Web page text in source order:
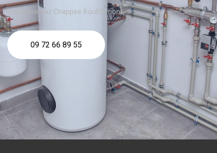
chaudière gaz Chappee Bouffémont
09 72 66 89 55